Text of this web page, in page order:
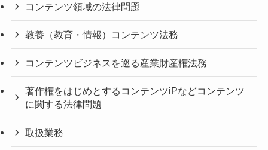
コンテンツ領域の法律問題
教養（教育・情報）コンテンツ法務
コンテンツビジネスを巡る産業財産権法務
著作権をはじめとするコンテンツiPなどコンテンツ
に関する法律問題
取扱業務